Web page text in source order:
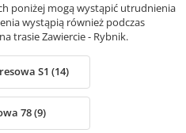
poniżej mogą wystąpić utrudnienia
wystąpią również podczas
trasie Zawiercie - Rybnik.
S1 (14)
78 (9)